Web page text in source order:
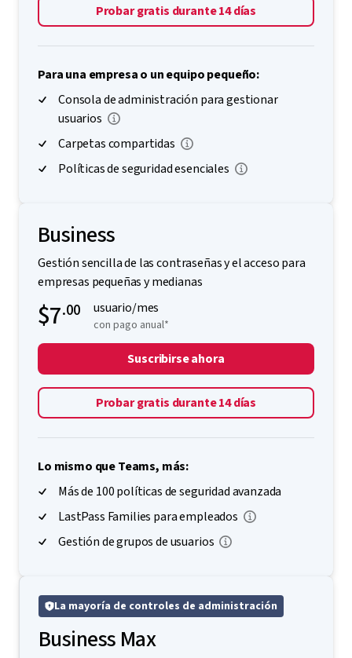
Probar gratis durante 14 días
Para una empresa o un equipo pequeño:
Consola de administración para gestionar
usuarios
Carpetas compartidas
Políticas de seguridad esenciales
Business
Gestión sencilla de las contraseñas y el acceso para
empresas pequeñas y medianas
$7.00 usuario/mes
con pago anual*
Suscribirse ahora
Probar gratis durante 14 días
Lo mismo que Teams, más:
Más de 100 políticas de seguridad avanzada
LastPass Families para empleados
Gestión de grupos de usuarios
La mayoría de controles de administración
Business Max